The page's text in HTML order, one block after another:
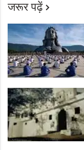
जरूर पढ़ें